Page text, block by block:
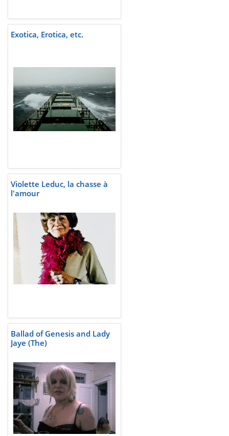
Exotica, Erotica, etc.
Violette Leduc, la chasse à
l'amour
Ballad of Genesis and Lady
Jaye (The)